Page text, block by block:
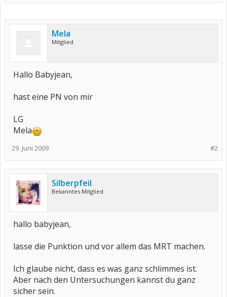
Mela
Mitglied
Hallo Babyjean,
hast eine PN von mir
LG
Mela
#2
29. Juni 2009
Silberpfeil
Bekanntes Mitglied
hallo babyjean,
lasse die Punktion und vor allem das MRT machen.
Ich glaube nicht, dass es was ganz schlimmes ist.
Aber nach den Untersuchungen kannst du ganz
sicher sein.